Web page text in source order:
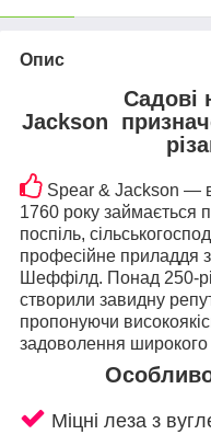
Опис
Садові
Jackson
Spear & Jackson —
1760 року займається
поспіль,
професійне приладдя
Шеффілд. Понад 250-
створили завидну
пропонуючи
задоволення широкого
Міцні леза з